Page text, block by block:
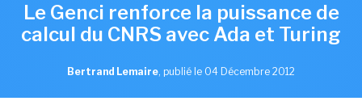
Le Genci renforce la puissance de
calcul du CNRS avec Ada et Turing
Bertrand Lemaire, publié le 04 Décembre 2012